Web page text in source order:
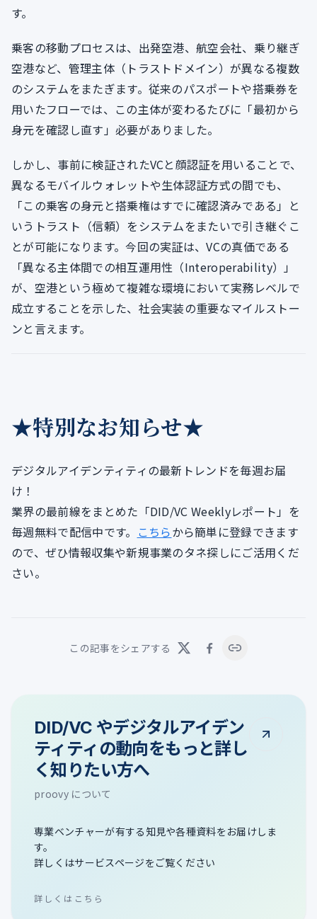
す。
乗客の移動プロセスは、出発空港、航空会社、乗り継ぎ
空港など、管理主体（トラストドメイン）が異なる複数
のシステムをまたぎます。従来のパスポートや搭乗券を
用いたフローでは、この主体が変わるたびに「最初から
身元を確認し直す」必要がありました。
しかし、事前に検証されたVCと顔認証を用いることで、
異なるモバイルウォレットや生体認証方式の間でも、
「この乗客の身元と搭乗権はすでに確認済みである」と
いうトラスト（信頼）をシステムをまたいで引き継ぐこ
とが可能になります。今回の実証は、VCの真価である
「異なる主体間での相互運用性（Interoperability）」
が、空港という極めて複雑な環境において実務レベルで
成立することを示した、社会実装の重要なマイルストー
ンと言えます。
★特別なお知らせ★
デジタルアイデンティティの最新トレンドを毎週お届
け！
業界の最前線をまとめた「DID/VC Weeklyレポート」を
毎週無料で配信中です。 こちらから簡単に登録できます
ので、ぜひ情報収集や新規事業のタネ探しにご活用くだ
さい。
この記事をシェアする
DID/VC やデジタルアイデン
ティティの動向をもっと詳し
く知りたい方へ
proovy について
専業ベンチャーが有する知見や各種資料をお届けしま
す。
詳しくはサービスページをご覧ください
詳しくはこちら